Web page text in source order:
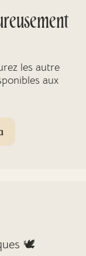
les autre
aux
🕊️